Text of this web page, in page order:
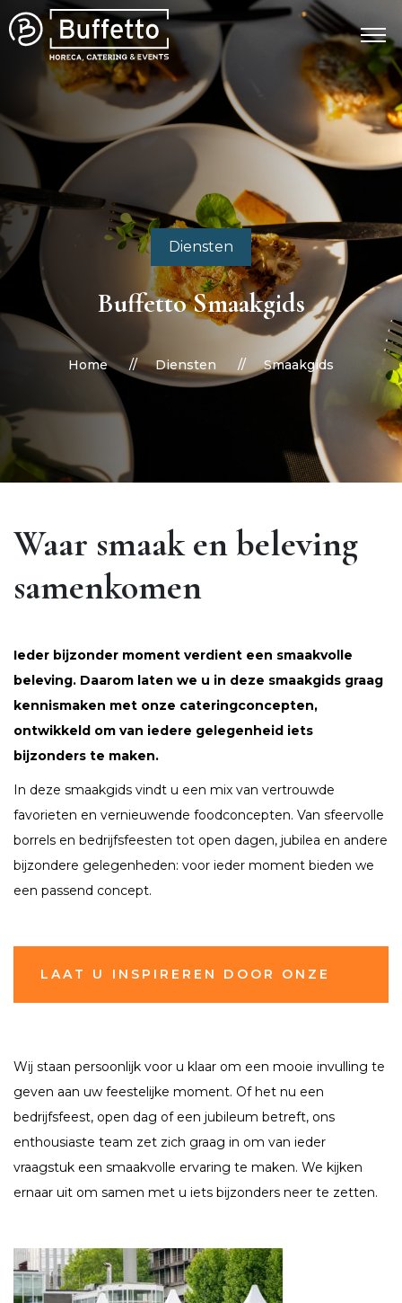
Diensten
Buffetto Smaakgids
Home Diensten Smaakgids
Waar smaak en beleving
samenkomen
Ieder bijzonder moment verdient een smaakvolle
beleving. Daarom laten we u in deze smaakgids graag
kennismaken met onze cateringconcepten,
ontwikkeld om van iedere gelegenheid iets
bijzonders te maken.
In deze smaakgids vindt u een mix van vertrouwde
favorieten en vernieuwende foodconcepten. Van sfeervolle
borrels en bedrijfsfeesten tot open dagen, jubilea en andere
bijzondere gelegenheden: voor ieder moment bieden we
een passend concept.
LAAT U INSPIREREN DOOR ONZE
Wij staan persoonlijk voor u klaar om een mooie invulling te
geven aan uw feestelijke moment. Of het nu een
bedrijfsfeest, open dag of een jubileum betreft, ons
enthousiaste team zet zich graag in om van ieder
vraagstuk een smaakvolle ervaring te maken. We kijken
ernaar uit om samen met u iets bijzonders neer te zetten.